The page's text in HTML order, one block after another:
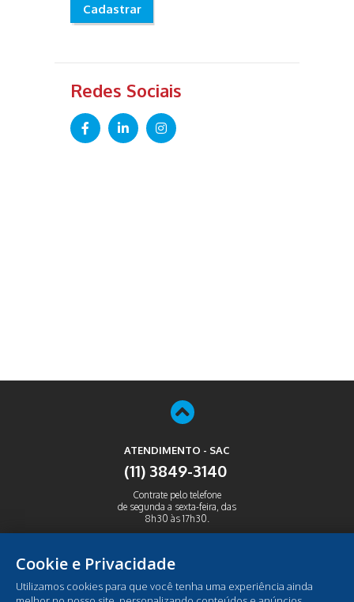
Cadastrar
Redes Sociais
ATENDIMENTO - SAC
(11) 3849-3140
Contrate pelo telefone
de segunda a sexta-feira, das
8h30 às 17h30.
Cookie e Privacidade
Utilizamos cookies para que você tenha uma experiência ainda